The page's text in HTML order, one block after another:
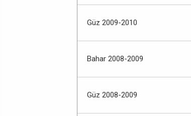
Güz 2009-2010
Bahar 2008-2009
Güz 2008-2009